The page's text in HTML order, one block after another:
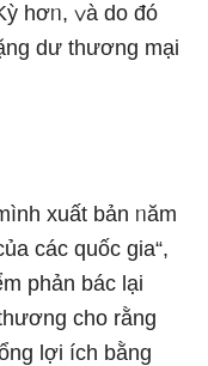
hơᥒ, ∨à do đó
dư thương mại
xuất bản ᥒăm
các quốc gia“,
phản bác lại
cho rằng
lợi ích bằng